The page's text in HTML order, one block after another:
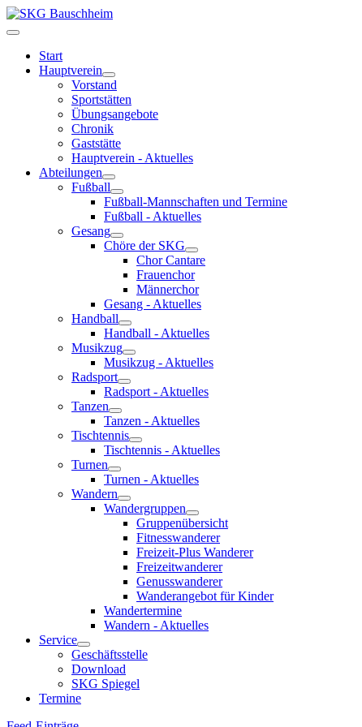
Start
Hauptverein
Vorstand
Sportstätten
Übungsangebote
Chronik
Gaststätte
Hauptverein - Aktuelles
Abteilungen
Fußball
Fußball-Mannschaften und Termine
Fußball - Aktuelles
Gesang
Chöre der SKG
Chor Cantare
Frauenchor
Männerchor
Gesang - Aktuelles
Handball
Handball - Aktuelles
Musikzug
Musikzug - Aktuelles
Radsport
Radsport - Aktuelles
Tanzen
Tanzen - Aktuelles
Tischtennis
Tischtennis - Aktuelles
Turnen
Turnen - Aktuelles
Wandern
Wandergruppen
Gruppenübersicht
Fitnesswanderer
Freizeit-Plus Wanderer
Freizeitwanderer
Genusswanderer
Wanderangebot für Kinder
Wandertermine
Wandern - Aktuelles
Service
Geschäftsstelle
Download
SKG Spiegel
Termine